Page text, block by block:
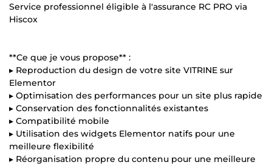
Service professionnel éligible à l'assurance RC PRO via
Hiscox
**Ce que je vous propose** :
▸ Reproduction du design de votre site VITRINE sur
Elementor
▸ Optimisation des performances pour un site plus rapide
▸ Conservation des fonctionnalités existantes
▸ Compatibilité mobile
▸ Utilisation des widgets Elementor natifs pour une
meilleure flexibilité
▸ Réorganisation propre du contenu pour une meilleure